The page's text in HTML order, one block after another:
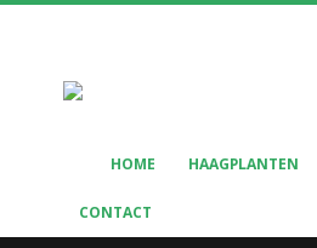
HOME HAAGPLANTEN
CONTACT